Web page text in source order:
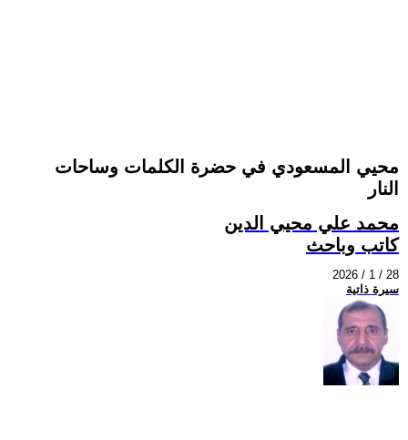
محيي المسعودي في حضرة الكلمات وساحات
النار
محمد علي محيي الدين
كاتب وباحث
2026 / 1 / 28
سيرة ذاتية